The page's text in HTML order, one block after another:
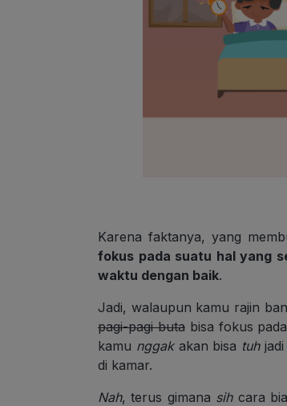
Karena faktanya, yang
fokus pada suatu hal yang
waktu dengan baik.
Jadi, walaupun kamu rajin
pagi-pagi butabisa fokus
kamu nggakakan bisa tuhjadi
di kamar.
Nah, terus gimana sihcara